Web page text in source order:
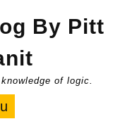
By Pitt
of logic.